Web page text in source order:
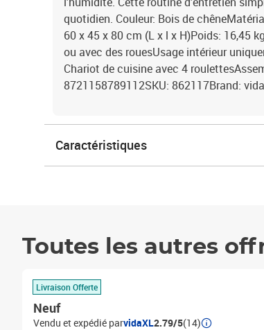
quotidien. Couleur: Bois de
60 x 45 x 80 cm (L x l x H)Poids: 16,45
ou avec des rouesUsage intérieur
Chariot de cuisine avec 4
8721158789112SKU: 862117Brand:
Caractéristiques
Toutes les autres
Livraison Offerte
Neuf
Vendu et expédié parvidaXL2.79/5(14)